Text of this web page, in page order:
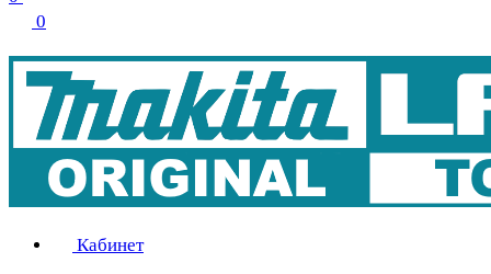
0
Кабинет